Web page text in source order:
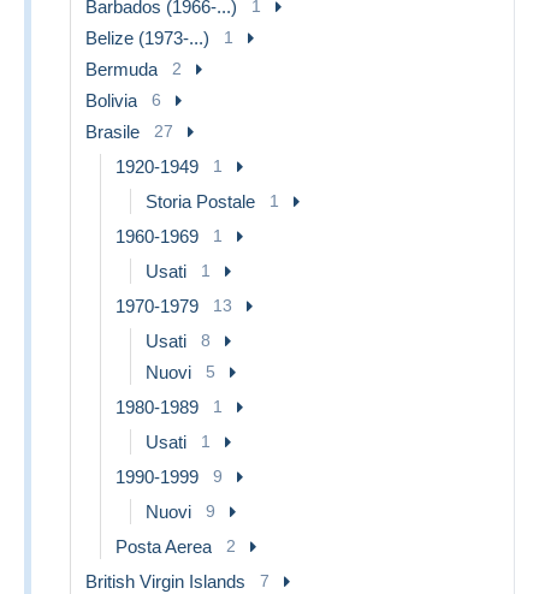
Barbados (1966-...) 1
Belize (1973-...) 1
Bermuda 2
Bolivia 6
Brasile 27
1920-1949 1
Storia Postale 1
1960-1969 1
Usati 1
1970-1979 13
Usati 8
Nuovi 5
1980-1989 1
Usati 1
1990-1999 9
Nuovi 9
Posta Aerea 2
British Virgin Islands 7